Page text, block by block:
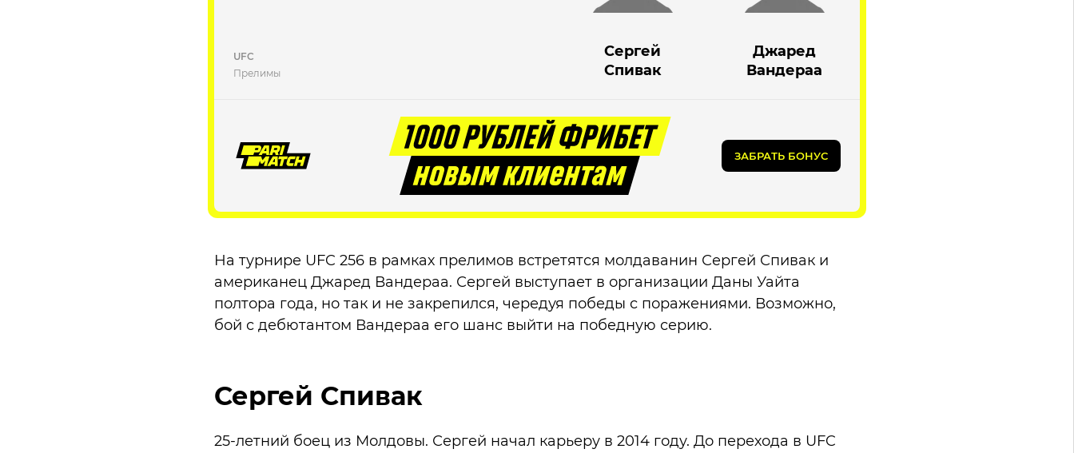
Сергей
Спивак
Джаред
Вандераа
UFC
Прелимы
ЗАБРАТЬ БОНУС
На турнире UFC 256 в рамках прелимов встретятся молдаванин Сергей Спивак и
американец Джаред Вандераа. Сергей выступает в организации Даны Уайта
полтора года, но так и не закрепился, чередуя победы с поражениями. Возможно,
бой с дебютантом Вандераа его шанс выйти на победную серию.
Сергей Спивак
25-летний боец из Молдовы. Сергей начал карьеру в 2014 году. До перехода в UFC